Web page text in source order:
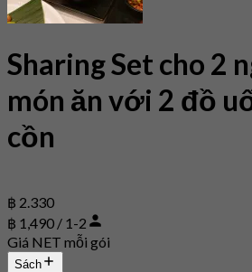
Sharing Set cho 2
món ăn với 2 đồ
cồn
฿ 2.330
฿ 1,490 / 1-2
Giá NET mỗi gói
Sách